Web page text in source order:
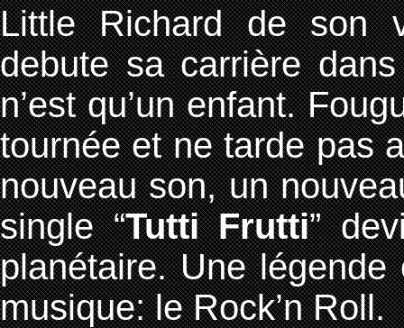
Little Richard de son
debute sa carrière
n’est qu’un enfant.
tournée et ne tarde pas
nouveau son, un
single “Tutti Frutti”
planétaire. Une
musique: le Rock’n Roll.